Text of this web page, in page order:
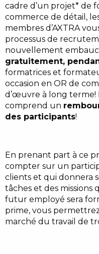
cadre d’un projet* de
commerce de détail,
membres d’AXTRA
processus de
nouvellement
gratuitement,
formatrices et
occasion en OR de
d’œuvre à long terme!
comprend un
des participants!
En prenant part à ce
compter sur un
clients et qui donnera
tâches et des missions
futur employé sera
prime, vous
marché du travail de